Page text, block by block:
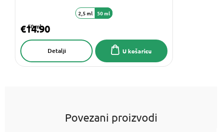
50 ml
€14.90
U košaricu
Detalji
2,5 ml 50 ml
Povezani proizvodi